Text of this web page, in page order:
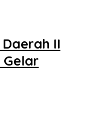
II
Gelar